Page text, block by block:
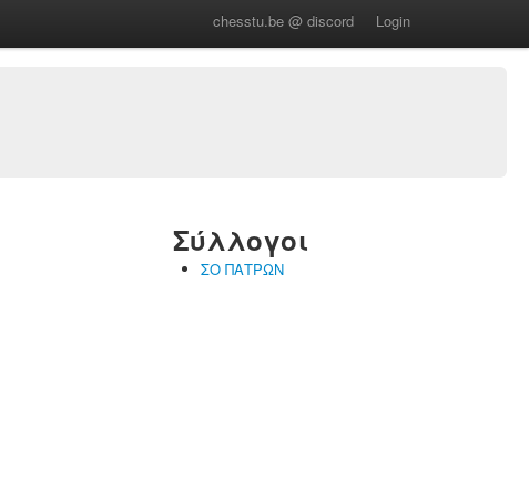
chesstu.be @ discord Login
Σύλλογοι
ΣΟ ΠΑΤΡΩΝ